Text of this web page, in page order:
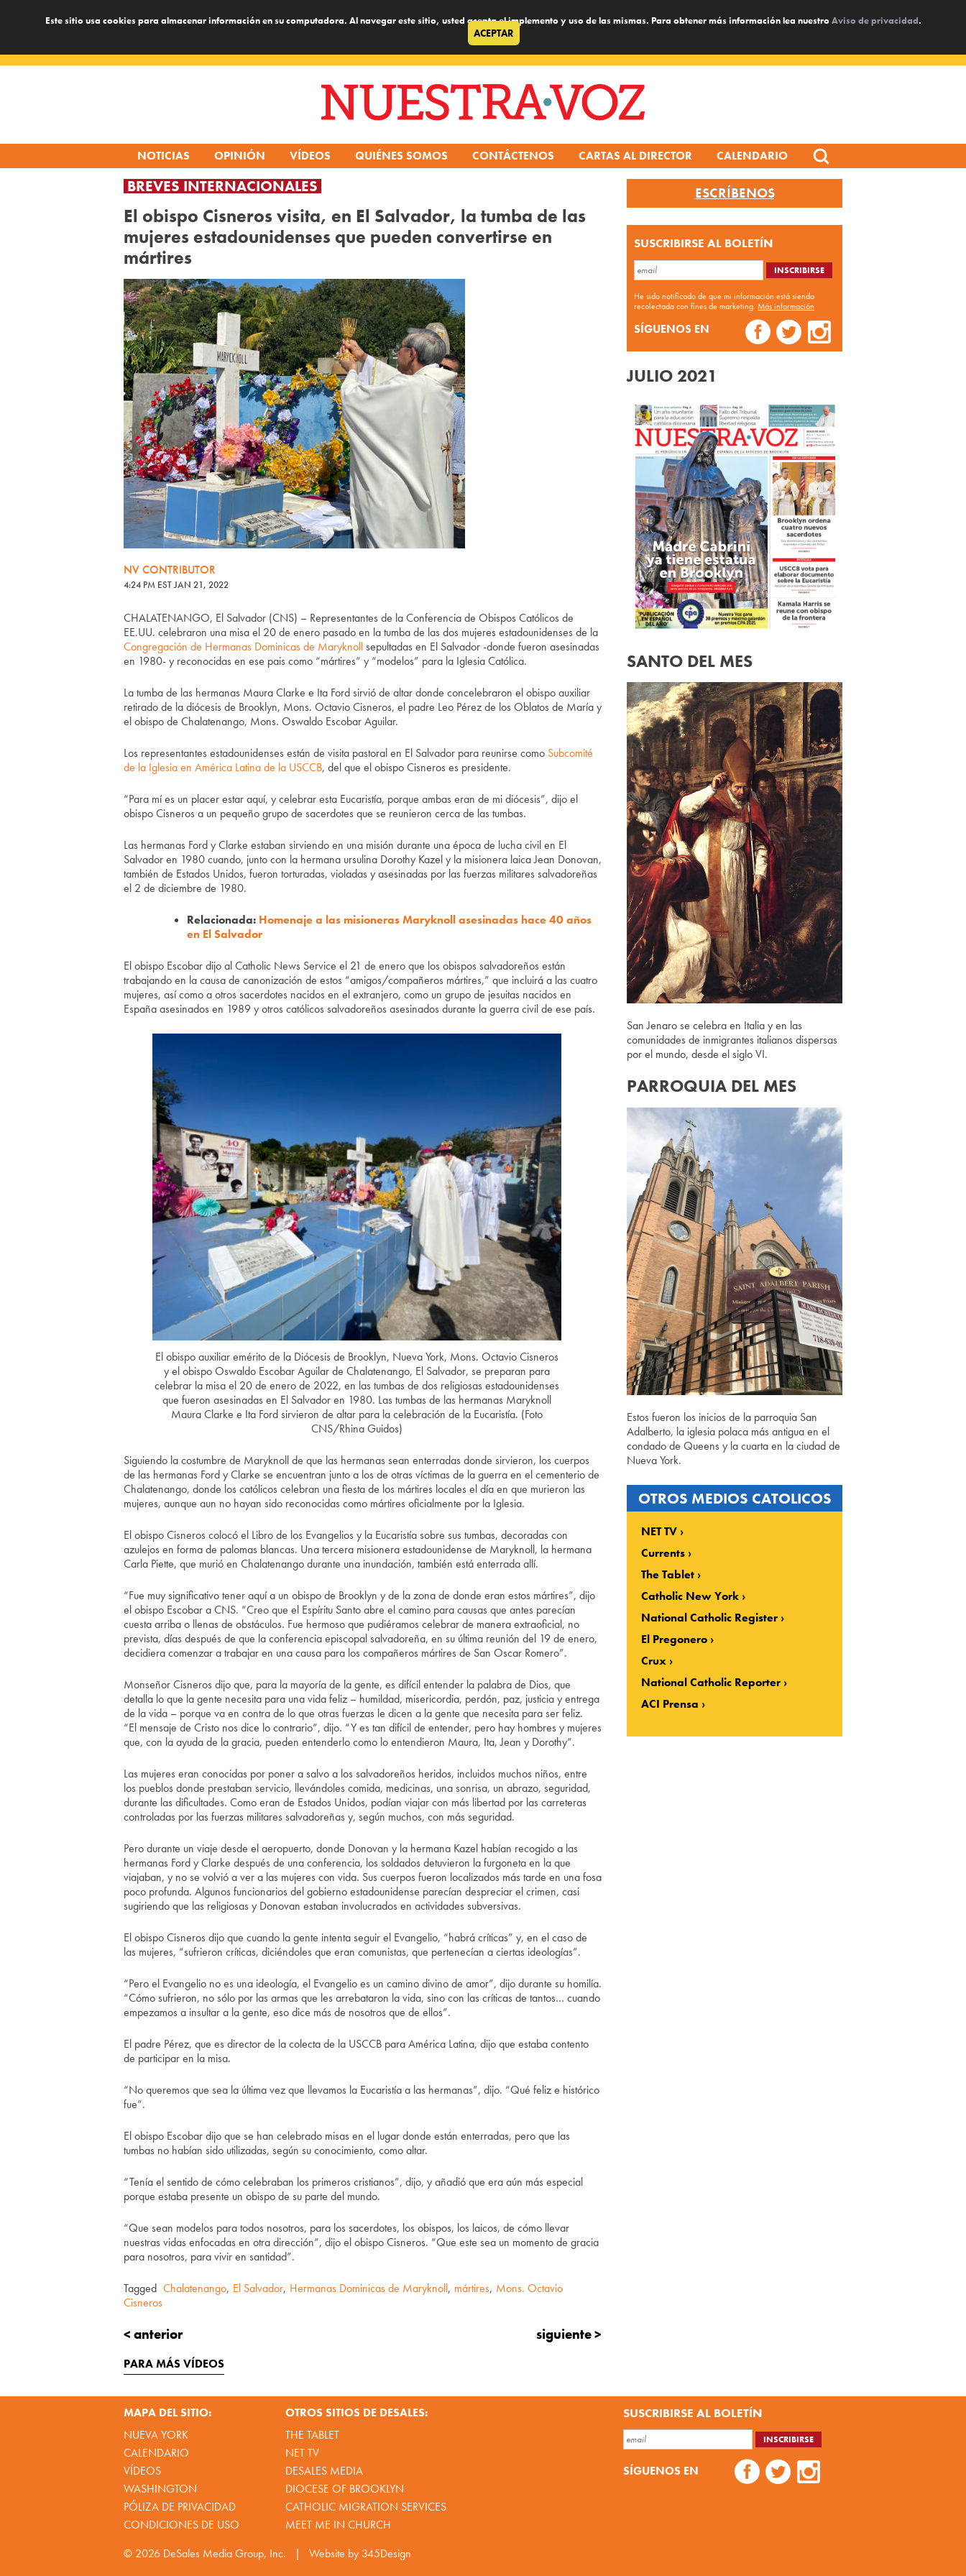
Este sitio usa cookies para almacenar información en su computadora. Al navegar este sitio, usted acepta el implemento y uso de las mismas. Para obtener más información lea nuestroAviso de privacidad.
ACEPTAR
NOTICIAS OPINIÓN VÍDEOS QUIÉNES SOMOS CONTÁCTENOS CARTAS AL DIRECTOR CALENDARIO
Search
for:
BREVES INTERNACIONALES
El obispo Cisneros visita, en El Salvador, la tumba de las
mujeres estadounidenses que pueden convertirse en
mártires
NV CONTRIBUTOR
4:24 PM EST JAN 21, 2022
CHALATENANGO, El Salvador (CNS) – Representantes de la Conferencia de Obispos Católicos de
EE.UU. celebraron una misa el 20 de enero pasado en la tumba de las dos mujeres estadounidenses de la
Congregación de Hermanas Dominicas de Maryknollsepultadas en El Salvador -donde fueron asesinadas
en 1980- y reconocidas en ese pais como “mártires” y “modelos” para la Iglesia Católica.
La tumba de las hermanas Maura Clarke e Ita Ford sirvió de altar donde concelebraron el obispo auxiliar
retirado de la diócesis de Brooklyn, Mons. Octavio Cisneros, el padre Leo Pérez de los Oblatos de María y
el obispo de Chalatenango, Mons. Oswaldo Escobar Aguilar.
Los representantes estadounidenses están de visita pastoral en El Salvador para reunirse como Subcomité
de la Iglesia en América Latina de la USCCB, del que el obispo Cisneros es presidente.
“Para mí es un placer estar aquí, y celebrar esta Eucaristía, porque ambas eran de mi diócesis”, dijo el
obispo Cisneros a un pequeño grupo de sacerdotes que se reunieron cerca de las tumbas.
Las hermanas Ford y Clarke estaban sirviendo en una misión durante una época de lucha civil en El
Salvador en 1980 cuando, junto con la hermana ursulina Dorothy Kazel y la misionera laica Jean Donovan,
también de Estados Unidos, fueron torturadas, violadas y asesinadas por las fuerzas militares salvadoreñas
el 2 de diciembre de 1980.
Relacionada: Homenaje a las misioneras Maryknoll asesinadas hace 40 años
en El Salvador
El obispo Escobar dijo al Catholic News Service el 21 de enero que los obispos salvadoreños están
trabajando en la causa de canonización de estos “amigos/compañeros mártires,” que incluirá a las cuatro
mujeres, así como a otros sacerdotes nacidos en el extranjero, como un grupo de jesuitas nacidos en
España asesinados en 1989 y otros católicos salvadoreños asesinados durante la guerra civil de ese país.
El obispo auxiliar emérito de la Diócesis de Brooklyn, Nueva York, Mons. Octavio Cisneros
y el obispo Oswaldo Escobar Aguilar de Chalatenango, El Salvador, se preparan para
celebrar la misa el 20 de enero de 2022, en las tumbas de dos religiosas estadounidenses
que fueron asesinadas en El Salvador en 1980. Las tumbas de las hermanas Maryknoll
Maura Clarke e Ita Ford sirvieron de altar para la celebración de la Eucaristía. (Foto
CNS/Rhina Guidos)
Siguiendo la costumbre de Maryknoll de que las hermanas sean enterradas donde sirvieron, los cuerpos
de las hermanas Ford y Clarke se encuentran junto a los de otras víctimas de la guerra en el cementerio de
Chalatenango, donde los católicos celebran una fiesta de los mártires locales el día en que murieron las
mujeres, aunque aun no hayan sido reconocidas como mártires oficialmente por la Iglesia.
El obispo Cisneros colocó el Libro de los Evangelios y la Eucaristía sobre sus tumbas, decoradas con
azulejos en forma de palomas blancas. Una tercera misionera estadounidense de Maryknoll, la hermana
Carla Piette, que murió en Chalatenango durante una inundación, también está enterrada allí.
“Fue muy significativo tener aquí a un obispo de Brooklyn y de la zona de donde eran estos mártires”, dijo
el obispo Escobar a CNS. “Creo que el Espíritu Santo abre el camino para causas que antes parecían
cuesta arriba o llenas de obstáculos. Fue hermoso que pudiéramos celebrar de manera extraoficial, no
prevista, días después de que la conferencia episcopal salvadoreña, en su última reunión del 19 de enero,
decidiera comenzar a trabajar en una causa para los compañeros mártires de San Oscar Romero”.
Monseñor Cisneros dijo que, para la mayoría de la gente, es difícil entender la palabra de Dios, que
detalla lo que la gente necesita para una vida feliz – humildad, misericordia, perdón, paz, justicia y entrega
de la vida – porque va en contra de lo que otras fuerzas le dicen a la gente que necesita para ser feliz.
“El mensaje de Cristo nos dice lo contrario”, dijo. “Y es tan difícil de entender, pero hay hombres y mujeres
que, con la ayuda de la gracia, pueden entenderlo como lo entendieron Maura, Ita, Jean y Dorothy”.
Las mujeres eran conocidas por poner a salvo a los salvadoreños heridos, incluidos muchos niños, entre
los pueblos donde prestaban servicio, llevándoles comida, medicinas, una sonrisa, un abrazo, seguridad,
durante las dificultades. Como eran de Estados Unidos, podían viajar con más libertad por las carreteras
controladas por las fuerzas militares salvadoreñas y, según muchos, con más seguridad.
Pero durante un viaje desde el aeropuerto, donde Donovan y la hermana Kazel habían recogido a las
hermanas Ford y Clarke después de una conferencia, los soldados detuvieron la furgoneta en la que
viajaban, y no se volvió a ver a las mujeres con vida. Sus cuerpos fueron localizados más tarde en una fosa
poco profunda. Algunos funcionarios del gobierno estadounidense parecían despreciar el crimen, casi
sugiriendo que las religiosas y Donovan estaban involucrados en actividades subversivas.
El obispo Cisneros dijo que cuando la gente intenta seguir el Evangelio, “habrá críticas” y, en el caso de
las mujeres, “sufrieron críticas, diciéndoles que eran comunistas, que pertenecían a ciertas ideologías”.
“Pero el Evangelio no es una ideología, el Evangelio es un camino divino de amor”, dijo durante su homilía.
“Cómo sufrieron, no sólo por las armas que les arrebataron la vida, sino con las críticas de tantos… cuando
empezamos a insultar a la gente, eso dice más de nosotros que de ellos”.
El padre Pérez, que es director de la colecta de la USCCB para América Latina, dijo que estaba contento
de participar en la misa.
“No queremos que sea la última vez que llevamos la Eucaristía a las hermanas”, dijo. “Qué feliz e histórico
fue”.
El obispo Escobar dijo que se han celebrado misas en el lugar donde están enterradas, pero que las
tumbas no habían sido utilizadas, según su conocimiento, como altar.
“Tenía el sentido de cómo celebraban los primeros cristianos”, dijo, y añadió que era aún más especial
porque estaba presente un obispo de su parte del mundo.
“Que sean modelos para todos nosotros, para los sacerdotes, los obispos, los laicos, de cómo llevar
nuestras vidas enfocadas en otra dirección”, dijo el obispo Cisneros. “Que este sea un momento de gracia
para nosotros, para vivir en santidad”.
Tagged Chalatenango, El Salvador, Hermanas Dominicas de Maryknoll, mártires, Mons. Octavio
Cisneros
< anterior siguiente >
PARA MÁS VÍDEOS
ESCRÍBENOS
SUSCRIBIRSE AL BOLETÍN
He sido notificado de que mi información está siendo
recolectada con fines de marketing. Más información
SÍGUENOS EN
JULIO 2021
SANTO DEL MES
San Jenaro se celebra en Italia y en las
comunidades de inmigrantes italianos dispersas
por el mundo, desde el siglo VI.
PARROQUIA DEL MES
Estos fueron los inicios de la parroquia San
Adalberto, la iglesia polaca más antigua en el
condado de Queens y la cuarta en la ciudad de
Nueva York.
OTROS MEDIOS CATOLICOS
NET TV
Currents
The Tablet
Catholic New York
National Catholic Register
El Pregonero
Crux
National Catholic Reporter
ACI Prensa
MAPA DEL SITIO:
NUEVA YORK
CALENDARIO
VÍDEOS
WASHINGTON
PÓLIZA DE PRIVACIDAD
CONDICIONES DE USO
OTROS SITIOS DE DESALES:
THE TABLET
NET TV
DESALES MEDIA
DIOCESE OF BROOKLYN
CATHOLIC MIGRATION SERVICES
MEET ME IN CHURCH
SUSCRIBIRSE AL BOLETÍN
SÍGUENOS EN
© 2026 DeSales Media Group, Inc. | Website by 345Design